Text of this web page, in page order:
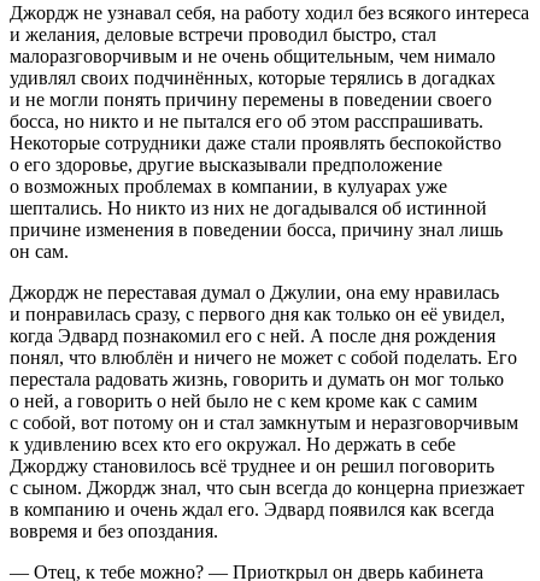
Джордж не узнавал себя, на работу ходил без всякого интереса
и желания, деловые встречи проводил быстро, стал
малоразговорчивым и не очень общительным, чем нимало
удивлял своих подчинённых, которые терялись в догадках
и не могли понять причину перемены в поведении своего
босса, но никто и не пытался его об этом расспрашивать.
Некоторые сотрудники даже стали проявлять беспокойство
о его здоровье, другие высказывали предположение
о возможных проблемах в компании, в кулуарах уже
шептались. Но никто из них не догадывался об истинной
причине изменения в поведении босса, причину знал лишь
он сам.
Джордж не переставая думал о Джулии, она ему нравилась
и понравилась сразу, с первого дня как только он её увидел,
когда Эдвард познакомил его с ней. А после дня рождения
понял, что влюблён и ничего не может с собой поделать. Его
перестала радовать жизнь, говорить и думать он мог только
о ней, а говорить о ней было не с кем кроме как с самим
с собой, вот потому он и стал замкнутым и неразговорчивым
к удивлению всех кто его окружал. Но держать в себе
Джорджу становилось всё труднее и он решил поговорить
с сыном. Джордж знал, что сын всегда до концерна приезжает
в компанию и очень ждал его. Эдвард появился как всегда
вовремя и без опоздания.
— Отец, к тебе можно? — Приоткрыл он дверь кабинета